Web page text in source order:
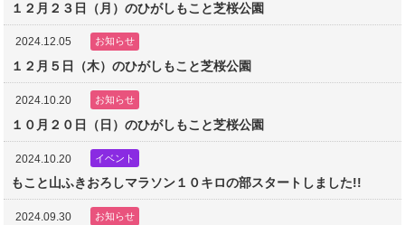
１２月２３日（月）のひがしもこと芝桜公園
2024.12.05 お知らせ
１２月５日（木）のひがしもこと芝桜公園
2024.10.20 お知らせ
１０月２０日（日）のひがしもこと芝桜公園
2024.10.20 イベント
もこと山ふきおろしマラソン１０キロの部スタートしました!!
2024.09.30 お知らせ